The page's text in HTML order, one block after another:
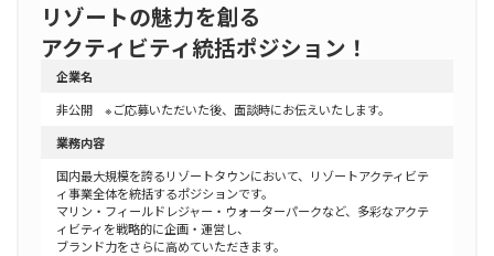
リゾートの魅力を創る
アクティビティ統括ポジション！
企業名
非公開 ※ご応募いただいた後、面談時にお伝えいたします。
業務内容
国内最大規模を誇るリゾートタウンにおいて、リゾートアクティビテ
ィ事業全体を統括するポジションです。
マリン・フィールドレジャー・ウォーターパークなど、多彩なアクテ
ィビティを戦略的に企画・運営し、
ブランド力をさらに高めていただきます。